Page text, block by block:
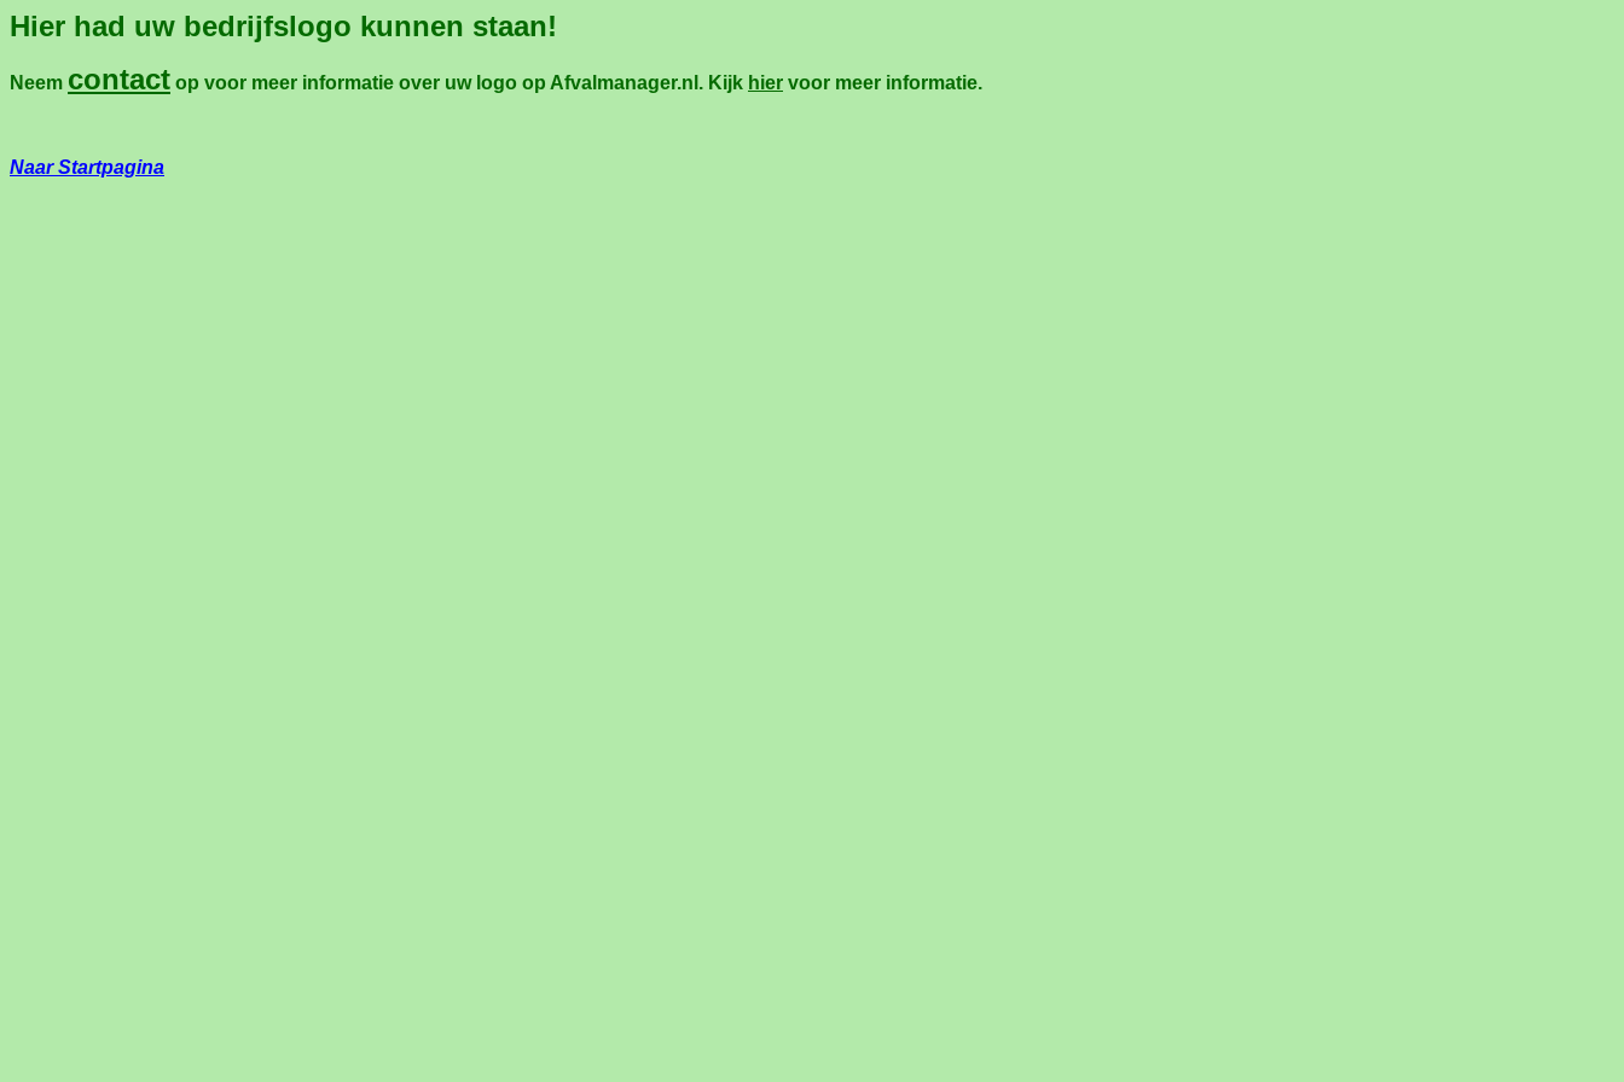
Hier had uw bedrijfslogo kunnen staan!
Neem contact op voor meer informatie over uw logo op Afvalmanager.nl. Kijk hier voor meer informatie.
Naar Startpagina